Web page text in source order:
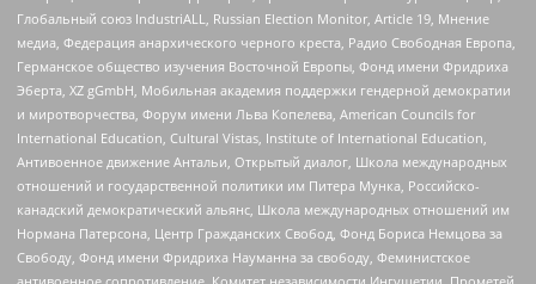
Глобальный союз IndustriALL, Russian Election Monitor, Article 19, Мнение
медиа, Федерация анархического черного креста, Радио Свободная Европа,
Германское общество изучения Восточной Европы, Фонд имени Фридриха
Эберта, XZ gGmbH, Мобильная академия поддержки гендерной демократии
и миротворчества, Форум имени Льва Копелева, American Councils for
International Education, Cultural Vistas, Institute of International Education,
Антивоенное движение Антальи, Открытый диалог, Школа международных
отношений и государственной политики им Питера Мунка, Российско-
канадский демократический альянс, Школа международных отношений им
Нормана Патерсона, Центр Гражданских Свобод, Фонд Бориса Немцова за
Свободу, Фонд имени Фридриха Науманна за свободу, Феминистское